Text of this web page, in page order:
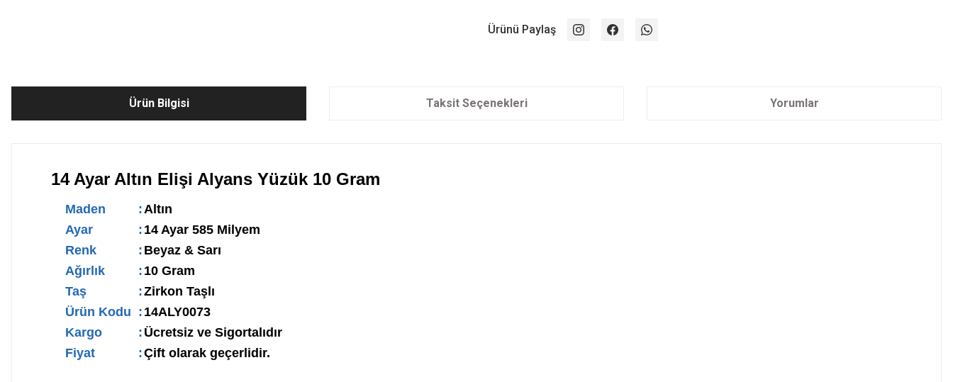
Ürünü Paylaş
Ürün Bilgisi Taksit Seçenekleri Yorumlar
14 Ayar Altın Elişi Alyans Yüzük 10 Gram
Maden :Altın
Ayar
: 14 Ayar 585 Milyem
Renk
: Beyaz & Sarı
Ağırlık
: 10 Gram
Taş
:Zirkon Taşlı
Ürün Kodu : 14ALY0073
Kargo
: Ücretsiz ve Sigortalıdır
Fiyat
:Çift olarak geçerlidir.